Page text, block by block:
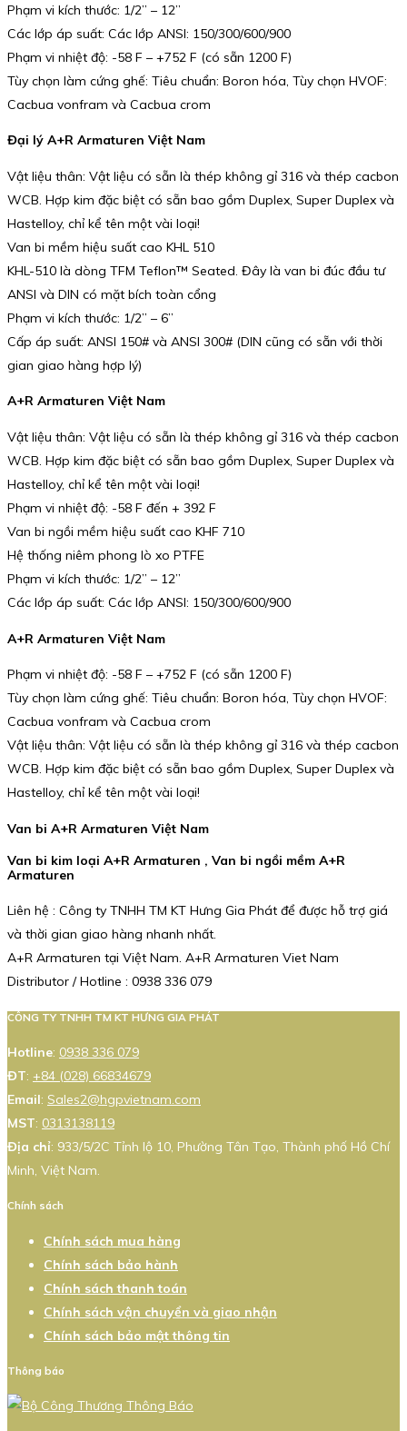
Phạm vi kích thước: 1/2” – 12”
Các lớp áp suất: Các lớp ANSI: 150/300/600/900
Phạm vi nhiệt độ: -58 F – +752 F (có sẵn 1200 F)
Tùy chọn làm cứng ghế: Tiêu chuẩn: Boron hóa, Tùy chọn HVOF:
Cacbua vonfram và Cacbua crom
Đại lý A+R Armaturen Việt Nam
Vật liệu thân: Vật liệu có sẵn là thép không gỉ 316 và thép cacbon
WCB. Hợp kim đặc biệt có sẵn bao gồm Duplex, Super Duplex và
Hastelloy, chỉ kể tên một vài loại!
Van bi mềm hiệu suất cao KHL 510
KHL-510 là dòng TFM Teflon™ Seated. Đây là van bi đúc đầu tư
ANSI và DIN có mặt bích toàn cổng
Phạm vi kích thước: 1/2” – 6”
Cấp áp suất: ANSI 150# và ANSI 300# (DIN cũng có sẵn với thời
gian giao hàng hợp lý)
A+R Armaturen Việt Nam
Vật liệu thân: Vật liệu có sẵn là thép không gỉ 316 và thép cacbon
WCB. Hợp kim đặc biệt có sẵn bao gồm Duplex, Super Duplex và
Hastelloy, chỉ kể tên một vài loại!
Phạm vi nhiệt độ: -58 F đến + 392 F
Van bi ngồi mềm hiệu suất cao KHF 710
Hệ thống niêm phong lò xo PTFE
Phạm vi kích thước: 1/2” – 12”
Các lớp áp suất: Các lớp ANSI: 150/300/600/900
A+R Armaturen Việt Nam
Phạm vi nhiệt độ: -58 F – +752 F (có sẵn 1200 F)
Tùy chọn làm cứng ghế: Tiêu chuẩn: Boron hóa, Tùy chọn HVOF:
Cacbua vonfram và Cacbua crom
Vật liệu thân: Vật liệu có sẵn là thép không gỉ 316 và thép cacbon
WCB. Hợp kim đặc biệt có sẵn bao gồm Duplex, Super Duplex và
Hastelloy, chỉ kể tên một vài loại!
Van bi A+R Armaturen Việt Nam
Van bi kim loại A+R Armaturen , Van bi ngồi mềm A+R
Armaturen
Liên hệ : Công ty TNHH TM KT Hưng Gia Phát để được hỗ trợ giá
và thời gian giao hàng nhanh nhất.
A+R Armaturen tại Việt Nam. A+R Armaturen Viet Nam
Distributor / Hotline : 0938 336 079
CÔNG TY TNHH TM KT HƯNG GIA PHÁT
Hotline: 0938 336 079
ĐT: +84 (028) 66834679
Email: Sales2@hgpvietnam.com
MST: 0313138119
Địa chỉ: 933/5/2C Tỉnh lộ 10, Phường Tân Tạo, Thành phố Hồ Chí
Minh, Việt Nam.
Chính sách
Chính sách mua hàng
Chính sách bảo hành
Chính sách thanh toán
Chính sách vận chuyển và giao nhận
Chính sách bảo mật thông tin
Thông báo